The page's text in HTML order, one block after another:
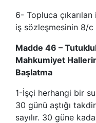
6- Topluca
iş sözleşmesinin 8/c
Madde 46 –
Mahkumiyet
Başlatma
1-İşçi herhangi bir
30 günü aştığı
sayılır. 30 güne